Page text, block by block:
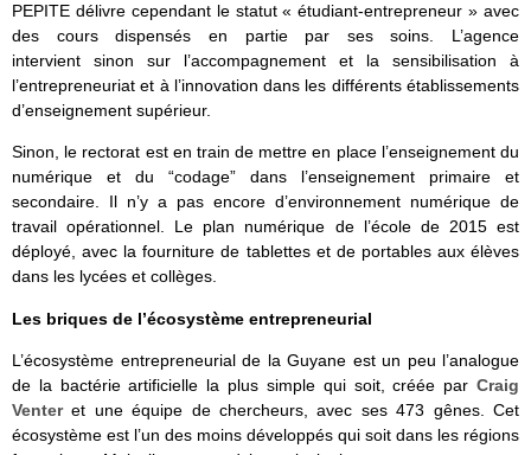
PEPITE délivre cependant le statut « étudiant-entrepreneur » avec
des cours dispensés en partie par ses soins. L’agence
intervient sinon sur l’accompagnement et la sensibilisation à
l’entrepreneuriat et à l’innovation dans les différents établissements
d’enseignement supérieur.
Sinon, le rectorat est en train de mettre en place l’enseignement du
numérique et du “codage” dans l’enseignement primaire et
secondaire. Il n’y a pas encore d’environnement numérique de
travail opérationnel. Le plan numérique de l’école de 2015 est
déployé, avec la fourniture de tablettes et de portables aux élèves
dans les lycées et collèges.
Les briques de l’écosystème entrepreneurial
L’écosystème entrepreneurial de la Guyane est un peu l’analogue
de la bactérie artificielle la plus simple qui soit, créée par Craig
Venteret une équipe de chercheurs, avec ses 473 gênes. Cet
écosystème est l’un des moins développés qui soit dans les régions